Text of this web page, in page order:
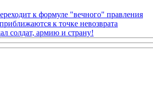
к формуле "вечного" правления
к точке невозврата
солдат, армию и страну!